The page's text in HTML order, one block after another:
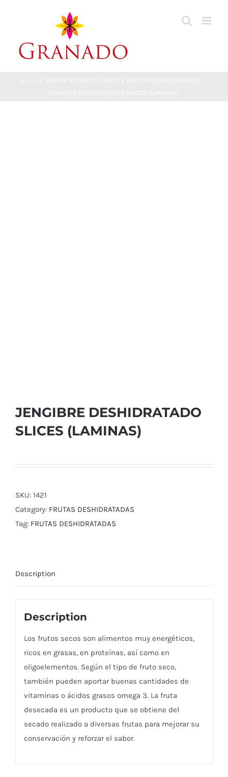
JENGIBRE DESHIDRATADO
SLICES (LAMINAS)
SKU: 1421
Category: FRUTAS DESHIDRATADAS
Tag: FRUTAS DESHIDRATADAS
Description
Description
Los frutos secos son alimentos muy energéticos,
ricos en grasas, en proteínas, así como en
oligoelementos. Según el tipo de fruto seco,
también pueden aportar buenas cantidades de
vitaminas o ácidos grasos omega 3. La fruta
desecada es un producto que se obtiene del
secado realizado a diversas frutas para mejorar su
conservación y reforzar el sabor.